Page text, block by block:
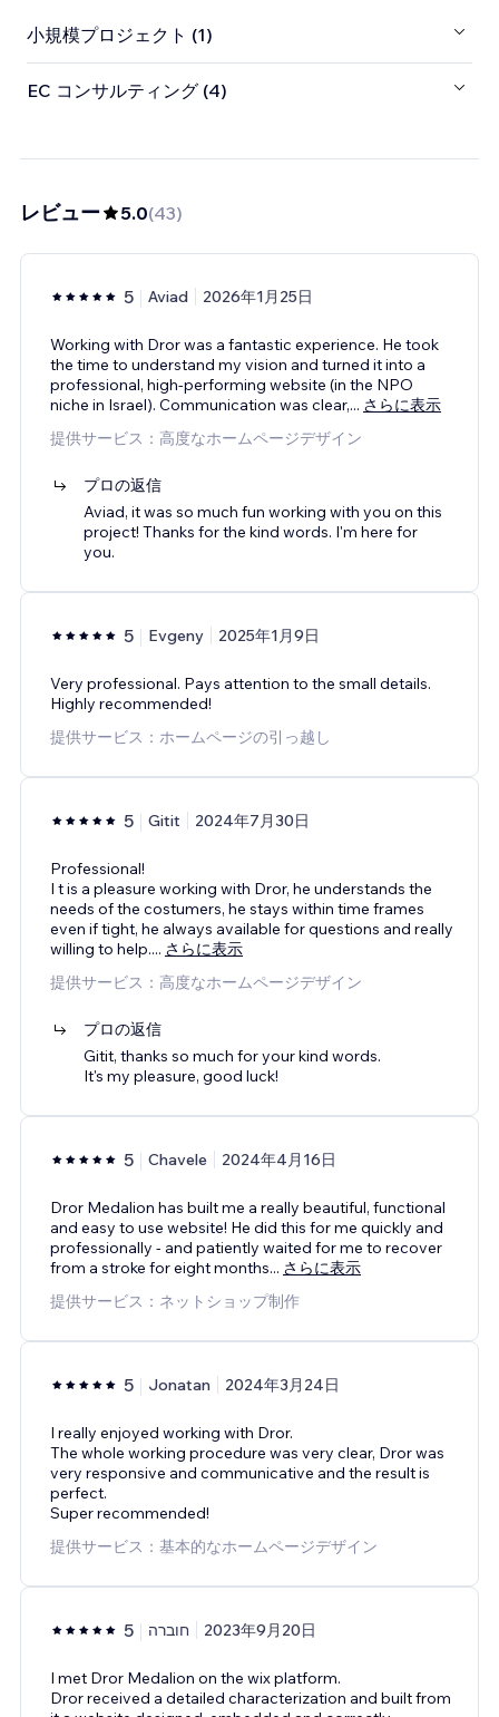
小規模プロジェクト (1)
EC コンサルティング (4)
レビュー 5.0(43)
5 Aviad 2026年1月25日
Working with Dror was a fantastic experience. He took
the time to understand my vision and turned it into a
professional, high-performing website (in the NPO
niche in Israel). Communication was clear,... さらに表示
提供サービス：高度なホームページデザイン
プロの返信
Aviad, it was so much fun working with you on this
project! Thanks for the kind words. I'm here for
you.
5 Evgeny 2025年1月9日
Very professional. Pays attention to the small details.
Highly recommended!
提供サービス：ホームページの引っ越し
5 Gitit 2024年7月30日
Professional!
I t is a pleasure working with Dror, he understands the
needs of the costumers, he stays within time frames
even if tight, he always available for questions and really
willing to help.... さらに表示
提供サービス：高度なホームページデザイン
プロの返信
Gitit, thanks so much for your kind words.
It's my pleasure, good luck!
5 Chavele 2024年4月16日
Dror Medalion has built me a really beautiful, functional
and easy to use website! He did this for me quickly and
professionally - and patiently waited for me to recover
from a stroke for eight months... さらに表示
提供サービス：ネットショップ制作
5 Jonatan 2024年3月24日
I really enjoyed working with Dror.
The whole working procedure was very clear, Dror was
very responsive and communicative and the result is
perfect.
Super recommended!
提供サービス：基本的なホームページデザイン
5 חוברה 2023年9月20日
I met Dror Medalion on the wix platform.
Dror received a detailed characterization and built from